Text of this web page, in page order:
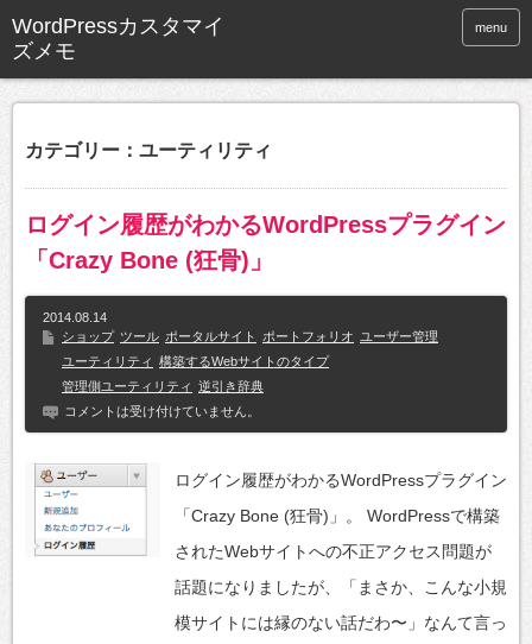
WordPressカスタマイ
ズメモ
menu
カテゴリー：ユーティリティ
ログイン履歴がわかるWordPressプラグイン
「Crazy Bone (狂骨)」
2014.08.14
ショップ ツール ポータルサイト ポートフォリオ
ユーザー管理
ユーティリティ 構築するWebサイトのタイプ
管理側ユーティリティ 逆引き辞典
コメントは受け付けていません。
ログイン履歴がわかるWordPressプラグイン
「Crazy Bone (狂骨)」。 WordPressで構築
されたWebサイトへの不正アクセス問題が
話題になりましたが、「まさか、こんな小規
模サイトには縁のない話だわ〜」なんて言っ